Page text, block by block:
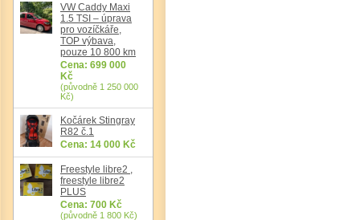
VW Caddy Maxi
1.5 TSI – úprava
pro vozíčkáře,
TOP výbava,
pouze 10 800 km
Cena: 699 000
Kč
(původně 1 250 000
Kč)
Kočárek Stingray
R82 č.1
Cena: 14 000 Kč
Freestyle libre2 ,
freestyle libre2
PLUS
Cena: 700 Kč
(původně 1 800 Kč)